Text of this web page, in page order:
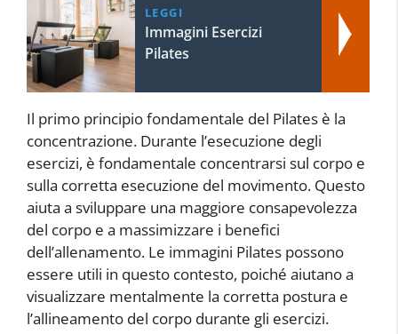
LEGGI
Immagini Esercizi
Pilates
Il primo principio fondamentale del Pilates è la
concentrazione. Durante l’esecuzione degli
esercizi, è fondamentale concentrarsi sul corpo e
sulla corretta esecuzione del movimento. Questo
aiuta a sviluppare una maggiore consapevolezza
del corpo e a massimizzare i benefici
dell’allenamento. Le immagini Pilates possono
essere utili in questo contesto, poiché aiutano a
visualizzare mentalmente la corretta postura e
l’allineamento del corpo durante gli esercizi.